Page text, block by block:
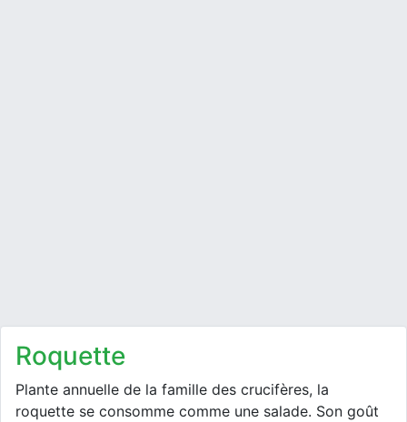
roquette
Plante annuelle de la famille des crucifères, la
roquette se consomme comme une salade. Son goût